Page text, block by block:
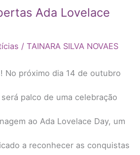
Ada Lovelace
/ TAINARA SILVA NOVAES
No próximo dia 14 de outubro
palco de uma celebração
ao Ada Lovelace Day, um
a reconhecer as conquistas